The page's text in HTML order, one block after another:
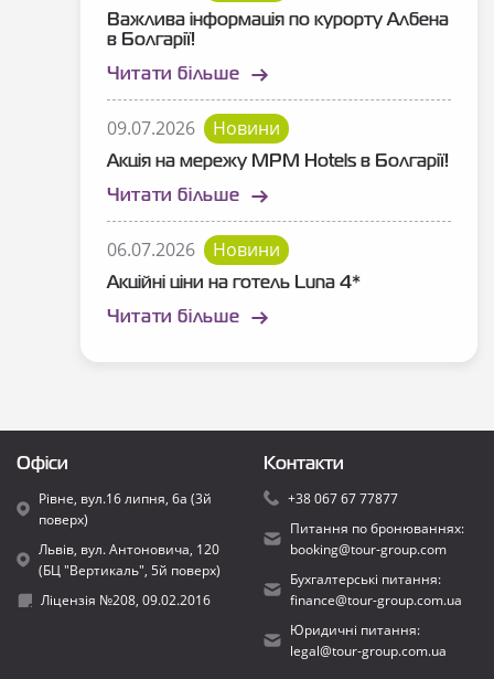
Важлива інформація по курорту Албена
в Болгарії!
Читати більше
09.07.2026 Новини
Акція на мережу MPM Hotels в Болгарії!
Читати більше
06.07.2026 Новини
Акційні ціни на готель Luna 4*
Читати більше
Офіси
Рівне, вул.16 липня, 6а (3й
поверх)
Львів, вул. Антоновича, 120
(БЦ "Вертикаль", 5й поверх)
Ліцензія №208, 09.02.2016
Контакти
+38 067 67 77877
Питання по бронюваннях:
booking@tour-group.com
Бухгалтерські питання:
finance@tour-group.com.ua
Юридичні питання:
legal@tour-group.com.ua